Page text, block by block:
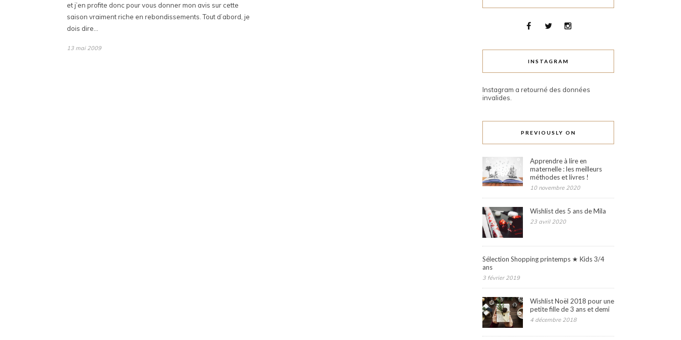
et j’en profite donc pour vous donner mon avis sur cette
saison vraiment riche en rebondissements. Tout d’abord, je
dois dire…
13 mai 2009
INSTAGRAM
Instagram a retourné des données
invalides.
PREVIOUSLY ON
Apprendre à lire en
maternelle : les meilleurs
méthodes et livres !
10 novembre 2020
Wishlist des 5 ans de Mila
23 avril 2020
Sélection Shopping printemps ★ Kids 3/4
ans
3 février 2019
Wishlist Noël 2018 pour une
petite fille de 3 ans et demi
4 décembre 2018